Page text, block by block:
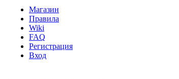
Магазин
Правила
Wiki
FAQ
Регистрация
Вход